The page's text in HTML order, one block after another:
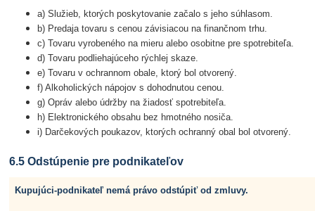
a) Služieb, ktorých poskytovanie začalo s jeho súhlasom.
b) Predaja tovaru s cenou závisiacou na finančnom trhu.
c) Tovaru vyrobeného na mieru alebo osobitne pre spotrebiteľa.
d) Tovaru podliehajúceho rýchlej skaze.
e) Tovaru v ochrannom obale, ktorý bol otvorený.
f) Alkoholických nápojov s dohodnutou cenou.
g) Opráv alebo údržby na žiadosť spotrebiteľa.
h) Elektronického obsahu bez hmotného nosiča.
i) Darčekových poukazov, ktorých ochranný obal bol otvorený.
6.5 Odstúpenie pre podnikateľov
Kupujúci-podnikateľ nemá právo odstúpiť od zmluvy.